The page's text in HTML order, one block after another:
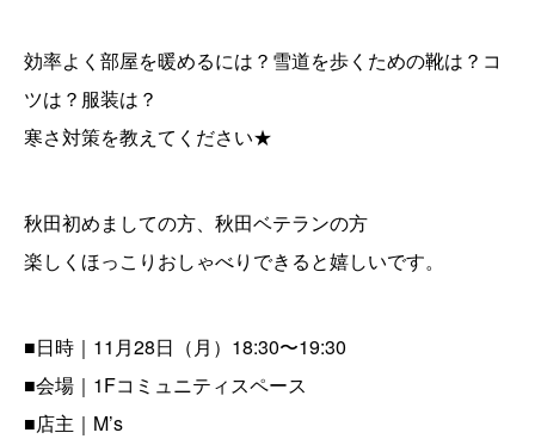
効率よく部屋を暖めるには？雪道を歩くための靴は？コ
ツは？服装は？
寒さ対策を教えてください★
秋田初めましての方、秋田ベテランの方
楽しくほっこりおしゃべりできると嬉しいです。
■日時｜11月28日（月）18:30〜19:30
■会場｜1Fコミュニティスペース
■店主｜M’s